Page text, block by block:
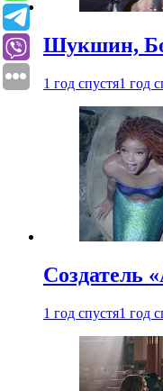
Шукшин,
1 год спустя1 год
Создатель
1 год спустя1 год